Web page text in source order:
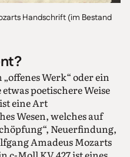
Handschrift (im Bestand
Werk“ oder ein
poetischere Weise
eine Art
Wesen, welches auf
Neuerfindung,
Amadeus Mozarts